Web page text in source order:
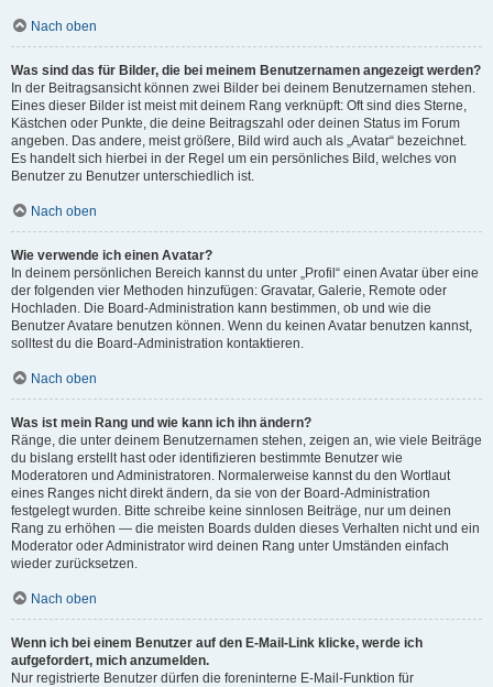
Nach oben
Was sind das für Bilder, die bei meinem Benutzernamen angezeigt werden?
In der Beitragsansicht können zwei Bilder bei deinem Benutzernamen stehen.
Eines dieser Bilder ist meist mit deinem Rang verknüpft: Oft sind dies Sterne,
Kästchen oder Punkte, die deine Beitragszahl oder deinen Status im Forum
angeben. Das andere, meist größere, Bild wird auch als „Avatar“ bezeichnet.
Es handelt sich hierbei in der Regel um ein persönliches Bild, welches von
Benutzer zu Benutzer unterschiedlich ist.
Nach oben
Wie verwende ich einen Avatar?
In deinem persönlichen Bereich kannst du unter „Profil“ einen Avatar über eine
der folgenden vier Methoden hinzufügen: Gravatar, Galerie, Remote oder
Hochladen. Die Board-Administration kann bestimmen, ob und wie die
Benutzer Avatare benutzen können. Wenn du keinen Avatar benutzen kannst,
solltest du die Board-Administration kontaktieren.
Nach oben
Was ist mein Rang und wie kann ich ihn ändern?
Ränge, die unter deinem Benutzernamen stehen, zeigen an, wie viele Beiträge
du bislang erstellt hast oder identifizieren bestimmte Benutzer wie
Moderatoren und Administratoren. Normalerweise kannst du den Wortlaut
eines Ranges nicht direkt ändern, da sie von der Board-Administration
festgelegt wurden. Bitte schreibe keine sinnlosen Beiträge, nur um deinen
Rang zu erhöhen — die meisten Boards dulden dieses Verhalten nicht und ein
Moderator oder Administrator wird deinen Rang unter Umständen einfach
wieder zurücksetzen.
Nach oben
Wenn ich bei einem Benutzer auf den E-Mail-Link klicke, werde ich
aufgefordert, mich anzumelden.
Nur registrierte Benutzer dürfen die foreninterne E-Mail-Funktion für